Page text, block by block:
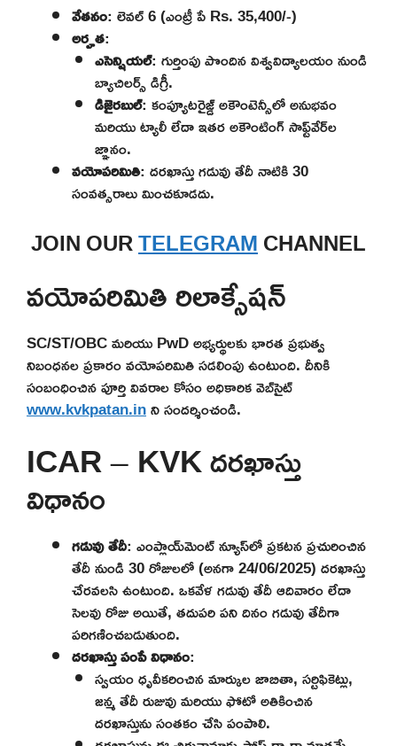
వేతనం: లెవల్ 6 (ఎంట్రీ పే Rs. 35,400/-)
అర్హత:
ఎసెన్షియల్: గుర్తింపు పొందిన విశ్వవిద్యాలయం నుండి
బ్యాచిలర్స్ డిగ్రీ.
డిజైరబుల్: కంప్యూటరైజ్డ్ అకౌంటెన్సీలో అనుభవం
మరియు ట్యాలీ లేదా ఇతర అకౌంటింగ్ సాఫ్ట్‌వేర్‌ల
జ్ఞానం.
వయోపరిమితి: దరఖాస్తు గడువు తేదీ నాటికి 30
సంవత్సరాలు మించకూడదు.
JOIN OURTELEGRAMCHANNEL
వయోపరిమితి రిలాక్సేషన్
SC/ST/OBC మరియు PwD అభ్యర్థులకు భారత ప్రభుత్వ
నిబంధనల ప్రకారం వయోపరిమితి సడలింపు ఉంటుంది. దీనికి
సంబంధించిన పూర్తి వివరాల కోసం అధికారిక వెబ్‌సైట్
www.kvkpatan.inని సందర్శించండి.
ICAR – KVK దరఖాస్తు
విధానం
గడువు తేదీ: ఎంప్లాయ్‌మెంట్ న్యూస్‌లో ప్రకటన ప్రచురించిన
తేదీ నుండి 30 రోజులలో (అనగా 24/06/2025) దరఖాస్తు
చేరవలసి ఉంటుంది. ఒకవేళ గడువు తేదీ ఆదివారం లేదా
సెలవు రోజు అయితే, తదుపరి పని దినం గడువు తేదీగా
పరిగణించబడుతుంది.
దరఖాస్తు పంపే విధానం:
స్వయం ధృవీకరించిన మార్కుల జాబితా, సర్టిఫికెట్లు,
జన్మ తేదీ రుజువు మరియు ఫోటో అతికించిన
దరఖాస్తును సంతకం చేసి పంపాలి.